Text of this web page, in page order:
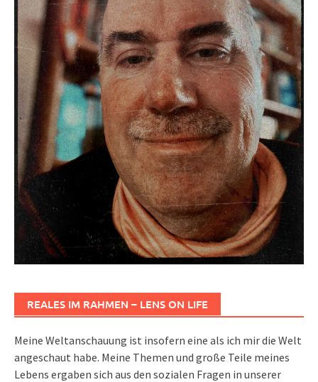
REALES IM RAHMEN – LENS ON LIFE
Meine Weltanschauung ist insofern eine als ich mir die Welt
angeschaut habe. Meine Themen und große Teile meines
Lebens ergaben sich aus den sozialen Fragen in unserer